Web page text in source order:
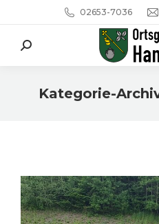
02653-7036
Search:
Kategorie-